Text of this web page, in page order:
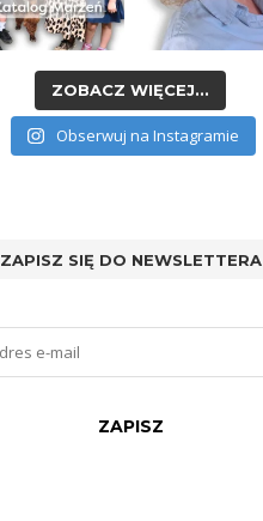
ZOBACZ WIĘCEJ...
Obserwuj na Instagramie
ZAPISZ SIĘ DO NEWSLETTERA